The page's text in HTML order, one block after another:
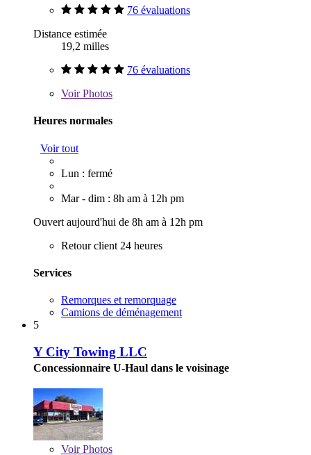
76 évaluations
Distance estimée
19,2 milles
76 évaluations
VoirPhotos
Heures normales
Voir tout
Lun : fermé
Mar - dim : 8h am à 12h pm
Ouvert aujourd'hui de 8h am à 12h pm
Retour client 24 heures
Services
Remorques et remorquage
Camions de déménagement
5
Y City Towing LLC
Concessionnaire U-Haul dans le voisinage
VoirPhotos